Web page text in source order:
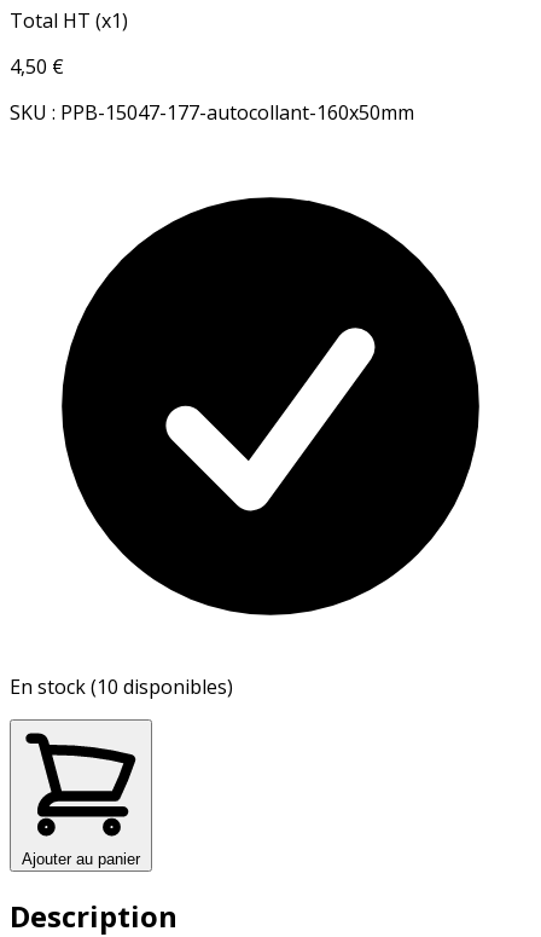
Total HT (x1)
4,50 €
SKU : PPB-15047-177-autocollant-160x50mm
En stock (10 disponibles)
Ajouter au panier
Description